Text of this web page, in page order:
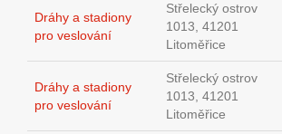
Dráhy a stadiony
pro veslování
Střelecký ostrov
1013, 41201
Litoměřice
Dráhy a stadiony
pro veslování
Střelecký ostrov
1013, 41201
Litoměřice